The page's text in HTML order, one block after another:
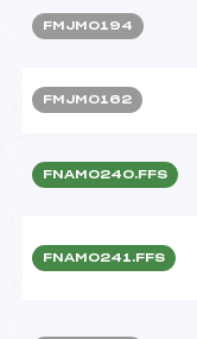
FMJM0194
FMJM0162
FNAM0240.FFS
FNAM0241.FFS